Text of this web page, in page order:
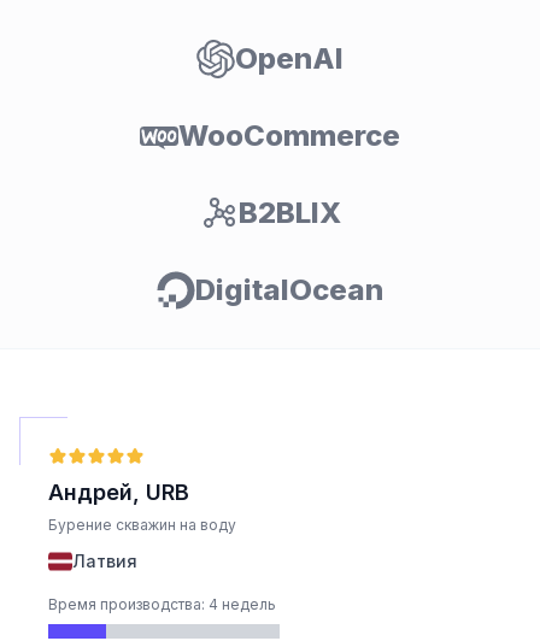
OpenAI
WooCommerce
B2BLIX
DigitalOcean
Андрей, URB
Бурение скважин на воду
Латвия
Время производства: 4 недель